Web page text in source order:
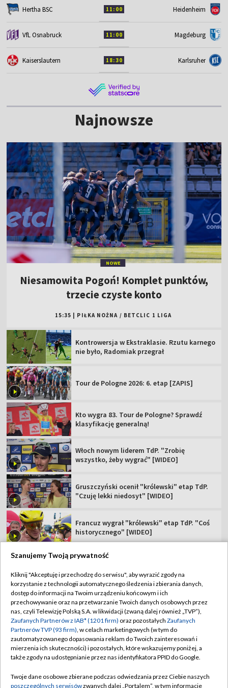
Hertha BSC 11:00 Heidenheim
VfL Osnabruck 11:00 Magdeburg
Kaiserslautern 18:30 Karlsruher
Najnowsze
NOWE
Niesamowita Pogoń! Komplet punktów,
trzecie czyste konto
15:35 PIŁKA NOŻNA / BETCLIC 1 LIGA
Kontrowersja w Ekstraklasie. Rzutu karnego
nie było, Radomiak przegrał
Tour de Pologne 2026: 6. etap [ZAPIS]
Kto wygra 83. Tour de Pologne? Sprawdź
klasyfikację generalną!
Włoch nowym liderem TdP. "Zrobię
wszystko, żeby wygrać" [WIDEO]
Gruszczyński ocenił "królewski" etap TdP.
"Czuję lekki niedosyt" [WIDEO]
Francuz wygrał "królewski" etap TdP. "Coś
historycznego" [WIDEO]
TVP
Abonament TVP
Sklep TVP
Biuro Reklamy
Oferta Handlowa
Emisja w TVP
Regulamin TVP
Polityka prywatności
Moje zgody
Biuro reklamy
Szanujemy Twoją prywatność
Kliknij "Akceptuję i przechodzę do serwisu", aby wyrazić zgody na
korzystanie z technologii automatycznego śledzenia i zbierania danych,
dostęp do informacji na Twoim urządzeniu końcowym i ich
przechowywanie oraz na przetwarzanie Twoich danych osobowych przez
nas, czyli Telewizję Polską S.A. w likwidacji (zwaną dalej również „TVP”),
Zaufanych Partnerów z IAB* (1201 firm) oraz pozostałych Zaufanych
Partnerów TVP (93 firm), w celach marketingowych (w tym do
zautomatyzowanego dopasowania reklam do Twoich zainteresowań i
mierzenia ich skuteczności) i pozostałych, które wskazujemy poniżej, a
także zgody na udostępnianie przez nas identyfikatora PPID do Google.
Twoje dane osobowe zbierane podczas odwiedzania przez Ciebie naszych
poszczególnych serwisówzwanych dalej „Portalem”, w tym informacje